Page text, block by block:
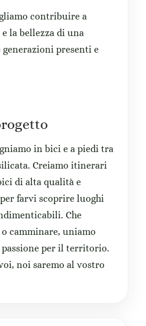
contribuire a
la bellezza di una
presenti e
in bici e a piedi tra
Creiamo itinerari
di alta qualità e
farvi scoprire luoghi
Che
camminare, uniamo
per il territorio.
noi saremo al vostro